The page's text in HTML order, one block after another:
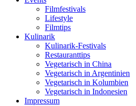
Filmfestivals
Lifestyle
Filmtips
Kulinarik
Kulinarik-Festivals
Restauranttips
Vegetarisch in China
Vegetarisch in Argentinien
Vegetarisch in Kolumbien
Vegetarisch in Indonesien
Impressum